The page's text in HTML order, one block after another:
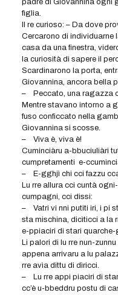
padre di Giovannina ogni
fìglia.
Il re curioso: – Da dove
Cercarono di individuarne
casa da una finestra,
la curiosità di sapere il
Scardinarono la porta,
Giovannina, ancora bella
– Peccato, una ragazza
Mentre stavano intorno a
fuso conficcato nella
Giovannina si scosse.
– Viva è, viva è!
Cuminciàru a-bbuciuliàri
cumpretamenti e-
– E-gghjì chi cci fazzu
Lu rre allura cci cuntà
cumpagni, cci dissi:
– Vatri vi nni putiti iri, i pi
sta mischina, dicìticci a la
e-ppiaciri di stari
Li palori di lu rre nun-
appena arrivaru a lu
rre avìa dittu di dìricci.
– Lu rre appi piaciri di
cc’è u-bbeddru postu di